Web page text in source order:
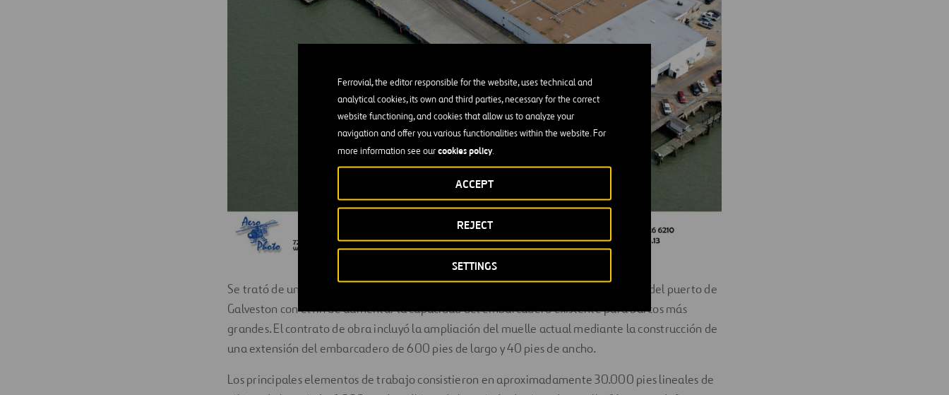
Ferrovial, the editor responsible for the website, uses technical and
analytical cookies, its own and third parties, necessary for the correct
website functioning, and cookies that allow us to analyze your
navigation and offer you various functionalities within the website. For
more information see ourcookies policy.
SETTINGS
REJECT
ACCEPT
Se trató de un proyecto de construcción marítima para ampliar el actual muelle 16 del puerto de
Galveston con el fin de aumentar la capacidad del embarcadero existente para barcos más
grandes. El contrato de obra incluyó la ampliación del muelle actual mediante la construcción de
una extensión del embarcadero de 600 pies de largo y 40 pies de ancho.
Los principales elementos de trabajo consistieron en aproximadamente 30.000 pies lineales de